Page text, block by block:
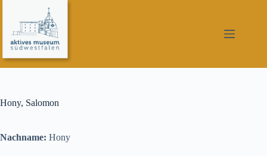
springen
Hony, Salomon
Nachname: Hony